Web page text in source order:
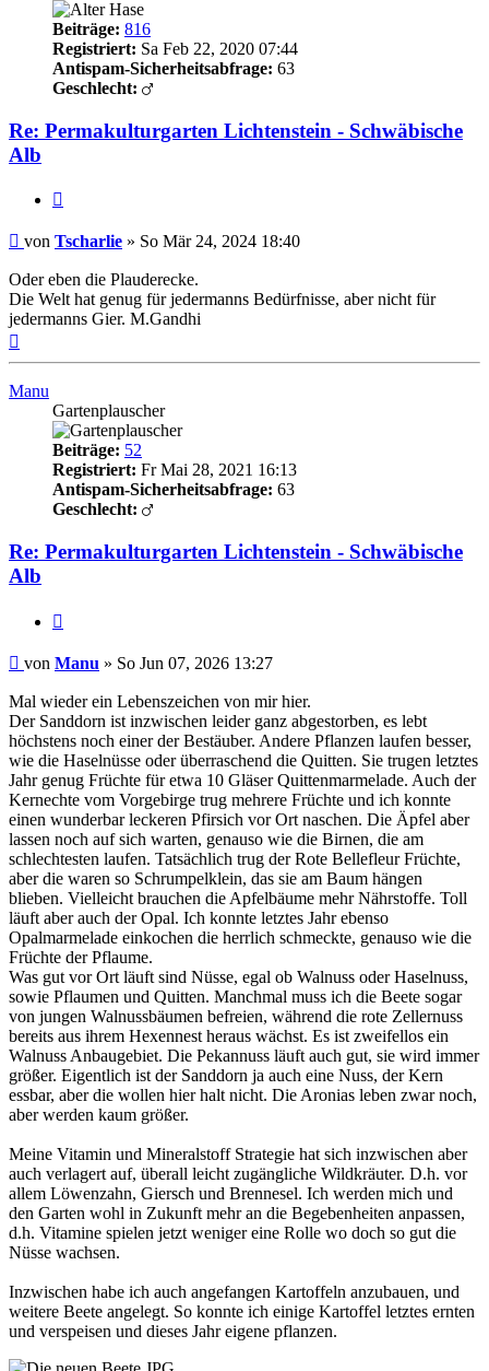
Beiträge: 816
Registriert: Sa Feb 22, 2020 07:44
Antispam-Sicherheitsabfrage: 63
Geschlecht:
Re: Permakulturgarten Lichtenstein - Schwäbische
Alb
Beitrag
von Tscharlie » So Mär 24, 2024 18:40
Oder eben die Plauderecke.
Die Welt hat genug für jedermanns Bedürfnisse, aber nicht für
jedermanns Gier. M.Gandhi
oben
Manu
Gartenplauscher
Beiträge: 52
Registriert: Fr Mai 28, 2021 16:13
Antispam-Sicherheitsabfrage: 63
Geschlecht:
Re: Permakulturgarten Lichtenstein - Schwäbische
Alb
Beitrag
von Manu » So Jun 07, 2026 13:27
Mal wieder ein Lebenszeichen von mir hier.
Der Sanddorn ist inzwischen leider ganz abgestorben, es lebt
höchstens noch einer der Bestäuber. Andere Pflanzen laufen besser,
wie die Haselnüsse oder überraschend die Quitten. Sie trugen letztes
Jahr genug Früchte für etwa 10 Gläser Quittenmarmelade. Auch der
Kernechte vom Vorgebirge trug mehrere Früchte und ich konnte
einen wunderbar leckeren Pfirsich vor Ort naschen. Die Äpfel aber
lassen noch auf sich warten, genauso wie die Birnen, die am
schlechtesten laufen. Tatsächlich trug der Rote Bellefleur Früchte,
aber die waren so Schrumpelklein, das sie am Baum hängen
blieben. Vielleicht brauchen die Apfelbäume mehr Nährstoffe. Toll
läuft aber auch der Opal. Ich konnte letztes Jahr ebenso
Opalmarmelade einkochen die herrlich schmeckte, genauso wie die
Früchte der Pflaume.
Was gut vor Ort läuft sind Nüsse, egal ob Walnuss oder Haselnuss,
sowie Pflaumen und Quitten. Manchmal muss ich die Beete sogar
von jungen Walnussbäumen befreien, während die rote Zellernuss
bereits aus ihrem Hexennest heraus wächst. Es ist zweifellos ein
Walnuss Anbaugebiet. Die Pekannuss läuft auch gut, sie wird immer
größer. Eigentlich ist der Sanddorn ja auch eine Nuss, der Kern
essbar, aber die wollen hier halt nicht. Die Aronias leben zwar noch,
aber werden kaum größer.
Meine Vitamin und Mineralstoff Strategie hat sich inzwischen aber
auch verlagert auf, überall leicht zugängliche Wildkräuter. D.h. vor
allem Löwenzahn, Giersch und Brennesel. Ich werden mich und
den Garten wohl in Zukunft mehr an die Begebenheiten anpassen,
d.h. Vitamine spielen jetzt weniger eine Rolle wo doch so gut die
Nüsse wachsen.
Inzwischen habe ich auch angefangen Kartoffeln anzubauen, und
weitere Beete angelegt. So konnte ich einige Kartoffel letztes ernten
und verspeisen und dieses Jahr eigene pflanzen.